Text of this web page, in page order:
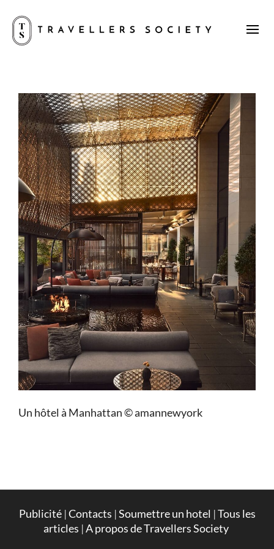
Un hôtel à Manhattan © amannewyork
Publicité|Contacts |Soumettre un hotel |Tous les
articles |A propos de Travellers Society